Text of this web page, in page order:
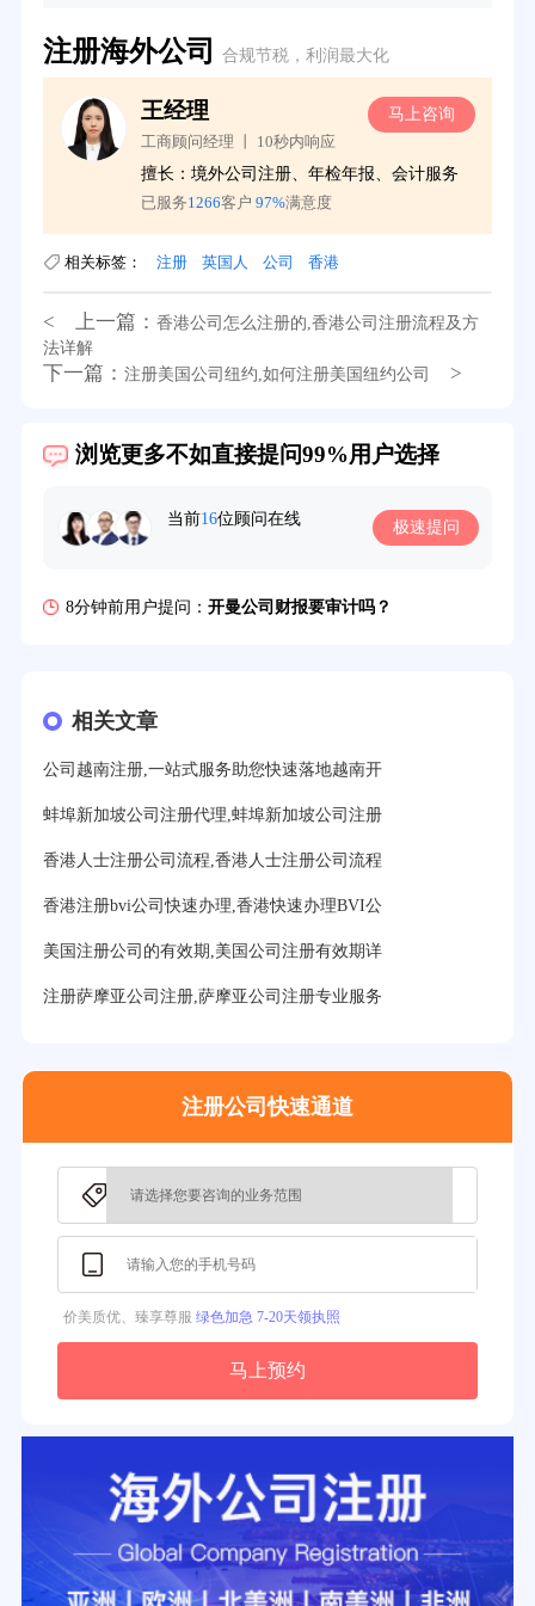
注册海外公司 合规节税，利润最大化
王经理
工商顾问经理 丨 10秒内响应
擅长：境外公司注册、年检年报、会计服务
已服务1266客户 97%满意度
马上咨询
相关标签： 注册 英国人 公司 香港
< 上一篇： 香港公司怎么注册的,香港公司注册流程及方
法详解
下一篇： 注册美国公司纽约,如何注册美国纽约公司 >
浏览更多不如直接提问99%用户选择
当前16位顾问在线 极速提问
39分钟前用户提问：在英国可以注册空壳公司吗？
3分钟前用户提问： 注册新加坡公司要求？
8分钟前用户提问： 开曼公司财报要审计吗？
25分钟前用户提问： 塞浦路斯注册公司安全吗？
27分钟前用户提问： 注册BVI公司所需资料和流程？
31分钟前用户提问：在迪拜注册公司需要什么条件？
39分钟前用户提问：
3分钟前用户提问：注册新加坡公司要求？
相关文章
公司越南注册,一站式服务助您快速落地越南开
蚌埠新加坡公司注册代理,蚌埠新加坡公司注册
香港人士注册公司流程,香港人士注册公司流程
香港注册bvi公司快速办理,香港快速办理BVI公
美国注册公司的有效期,美国公司注册有效期详
注册萨摩亚公司注册,萨摩亚公司注册专业服务
注册公司快速通道
价美质优、臻享尊服 绿色加急 7-20天领执照
马上预约